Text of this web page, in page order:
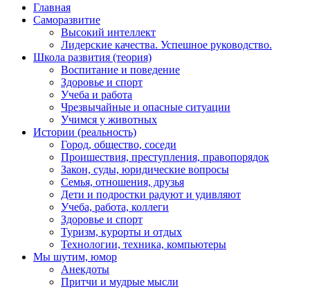
Главная
Саморазвитие
Высокий интеллект
Лидерские качества. Успешное руководство.
Школа развития (теория)
Воспитание и поведение
Здоровье и спорт
Учеба и работа
Чрезвычайные и опасные ситуации
Учимся у животных
Истории (реальность)
Город, общество, соседи
Проишествия, преступления, правопорядок
Закон, суды, юридические вопросы
Семья, отношения, друзья
Дети и подростки радуют и удивляют
Учеба, работа, коллеги
Здоровье и спорт
Туризм, курорты и отдых
Технологии, техника, компьютеры
Мы шутим, юмор
Анекдоты
Притчи и мудрые мысли